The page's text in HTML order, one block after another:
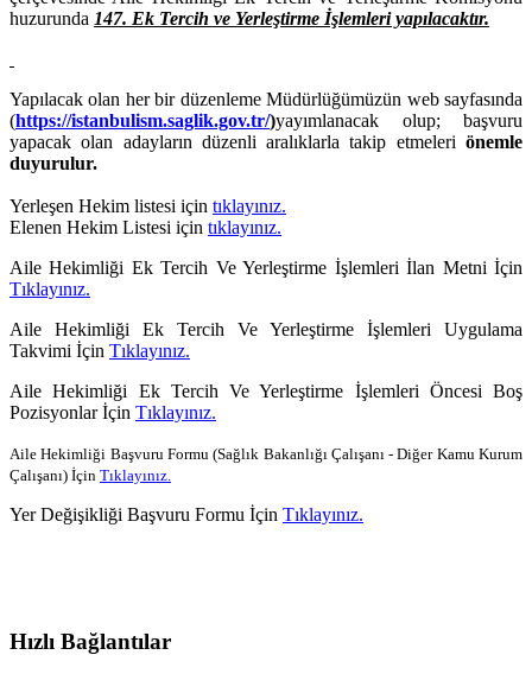
huzurunda 147. Ek Tercih ve Yerleştirme İşlemleri yapılacaktır.
Yapılacak olan her bir düzenleme Müdürlüğümüzün web sayfasında
(https://istanbulism.saglik.gov.tr/)yayımlanacak olup; başvuru
yapacak olan adayların düzenli aralıklarla takip etmeleri önemle
duyurulur.
Yerleşen Hekim listesi için tıklayınız.
Elenen Hekim Listesi için tıklayınız.
Aile Hekimliği Ek Tercih Ve Yerleştirme İşlemleri İlan Metni İçin
Tıklayınız.
Aile Hekimliği Ek Tercih Ve Yerleştirme İşlemleri Uygulama
Takvimi İçin Tıklayınız.
Aile Hekimliği Ek Tercih Ve Yerleştirme İşlemleri Öncesi Boş
Pozisyonlar İçin Tıklayınız.
Aile Hekimliği Başvuru Formu (Sağlık Bakanlığı Çalışanı - Diğer Kamu Kurum
Çalışanı) İçin Tıklayınız.
Yer Değişikliği Başvuru Formu İçin Tıklayınız.
Hızlı Bağlantılar